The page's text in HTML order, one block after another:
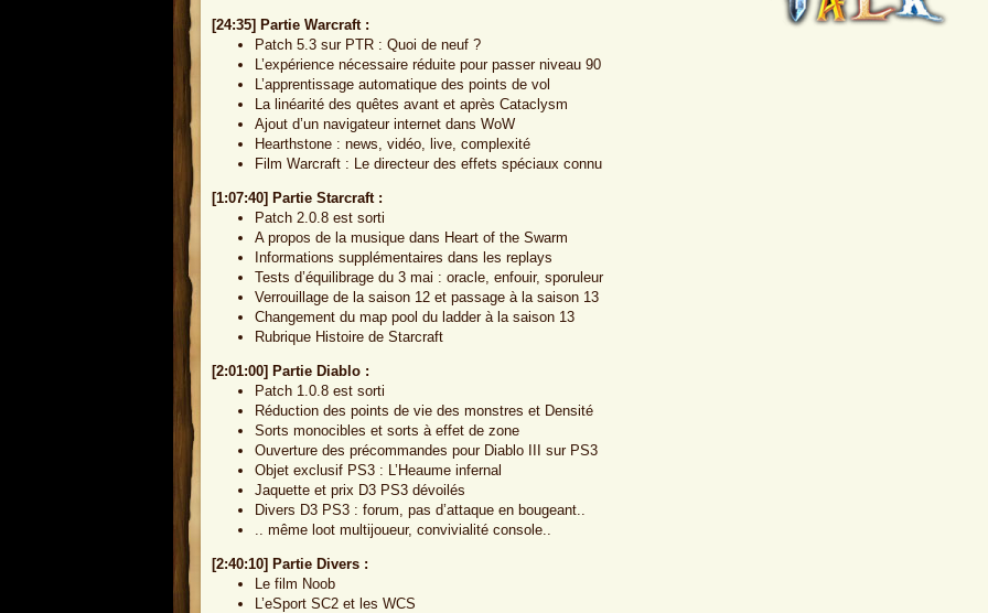
[24:35] Partie Warcraft :
Patch 5.3 sur PTR : Quoi de neuf ?
L’expérience nécessaire réduite pour passer niveau 90
L’apprentissage automatique des points de vol
La linéarité des quêtes avant et après Cataclysm
Ajout d’un navigateur internet dans WoW
Hearthstone : news, vidéo, live, complexité
Film Warcraft : Le directeur des effets spéciaux connu
[1:07:40] Partie Starcraft :
Patch 2.0.8 est sorti
A propos de la musique dans Heart of the Swarm
Informations supplémentaires dans les replays
Tests d’équilibrage du 3 mai : oracle, enfouir, sporuleur
Verrouillage de la saison 12 et passage à la saison 13
Changement du map pool du ladder à la saison 13
Rubrique Histoire de Starcraft
[2:01:00] Partie Diablo :
Patch 1.0.8 est sorti
Réduction des points de vie des monstres et Densité
Sorts monocibles et sorts à effet de zone
Ouverture des précommandes pour Diablo III sur PS3
Objet exclusif PS3 : L’Heaume infernal
Jaquette et prix D3 PS3 dévoilés
Divers D3 PS3 : forum, pas d’attaque en bougeant..
.. même loot multijoueur, convivialité console..
[2:40:10] Partie Divers :
Le film Noob
L’eSport SC2 et les WCS